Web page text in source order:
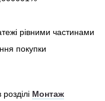
рівними частинами
покупки
Монтаж